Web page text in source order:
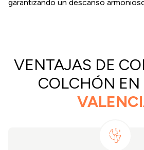
garantizando un descanso
VENTAJAS DE
COLCHÓN EN